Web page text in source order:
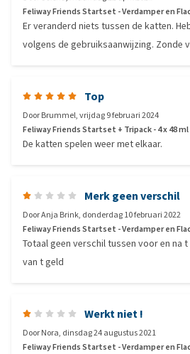
Feliway Friends Startset - Verdamper en
Er veranderd niets tussen de katten.
volgens de gebruiksaanwijzing. Zonde
Top
DoorBrummel,vrijdag 9 februari 2024
Feliway Friends Startset + Tripack - 4 x 48 ml
De katten spelen weer met elkaar.
Merk geen verschil
DoorAnja Brink, donderdag 10 februari 2022
Feliway Friends Startset - Verdamper en
Totaal geen verschil tussen voor en na
van t geld
Werkt niet !
DoorNora, dinsdag 24 augustus 2021
Feliway Friends Startset - Verdamper en